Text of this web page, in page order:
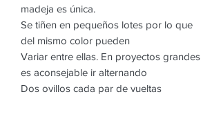
madeja es única.
Se tiñen en pequeños lotes por lo que
del mismo color pueden
Variar entre ellas. En proyectos grandes
es aconsejable ir alternando
Dos ovillos cada par de vueltas